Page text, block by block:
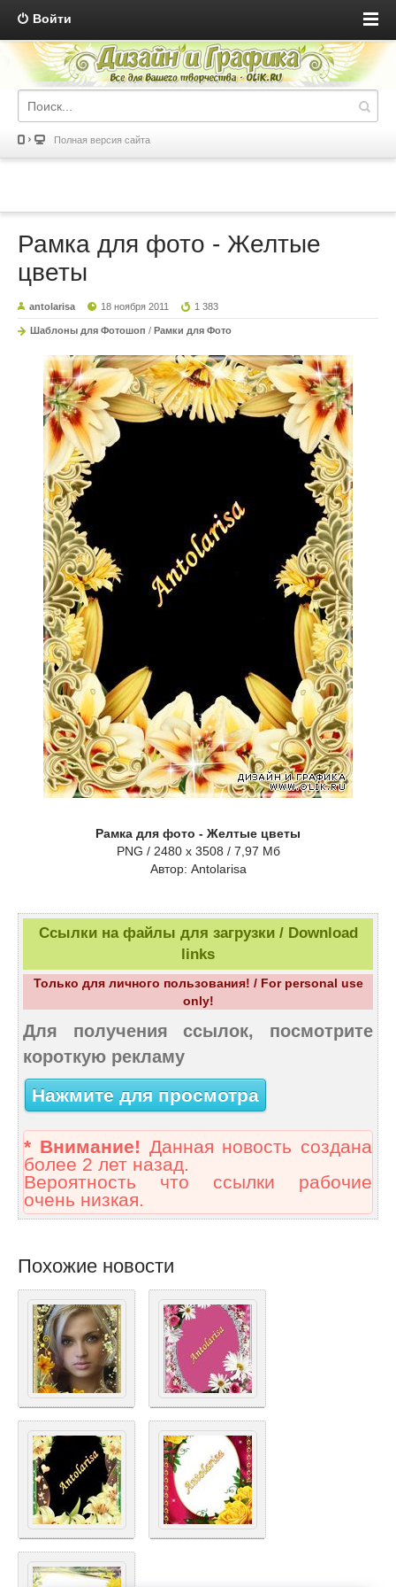
Войти
Полная версия сайта
Рамка для фото - Желтые
цветы
antolarisa 18 ноября 2011 1 383
Шаблоны для Фотошоп / Рамки для Фото
Рамка для фото - Желтые цветы
PNG / 2480 x 3508 / 7,97 Мб
Aвтор: Antolarisa
Ссылки на файлы для загрузки / Download
links
Только для личного пользования! / For personal use
only!
Для получения ссылок, посмотрите
короткую рекламу
Нажмите для просмотра
* Внимание! Данная новость создана
более 2 лет назад.
Вероятность что ссылки рабочие
очень низкая.
Похожие новости